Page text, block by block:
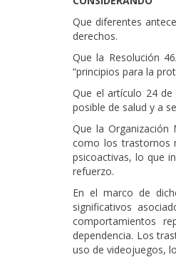
Que diferentes
derechos.
Que la Resolución
“principios para la
Que el artículo 24
posible de salud y a
Que la Organización
como los trastornos
psicoactivas, lo que
refuerzo.
En el marco de
significativos
comportamientos
dependencia. Los
uso de videojuegos,